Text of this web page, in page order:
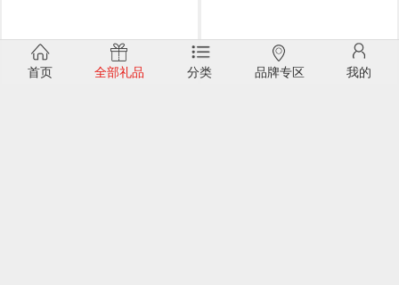
首页 全部礼品 分类 品牌专区 我的